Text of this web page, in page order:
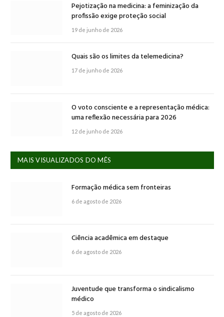
Pejotização na medicina: a feminização da
profissão exige proteção social
19 de junho de 2026
Quais são os limites da telemedicina?
17 de junho de 2026
O voto consciente e a representação médica:
uma reflexão necessária para 2026
12 de junho de 2026
MAIS VISUALIZADOS DO MÊS
Formação médica sem fronteiras
6 de agosto de 2026
Ciência acadêmica em destaque
6 de agosto de 2026
Juventude que transforma o sindicalismo
médico
5 de agosto de 2026